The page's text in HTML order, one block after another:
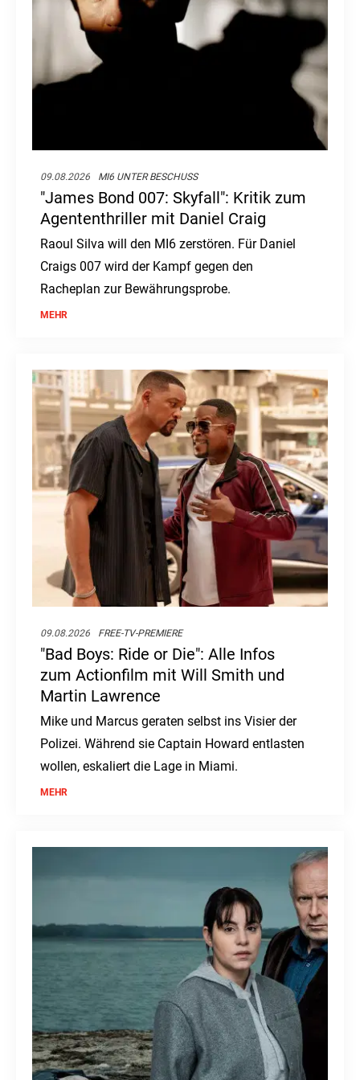
09.08.2026 MI6 UNTER BESCHUSS
"James Bond 007: Skyfall": Kritik zum
Agententhriller mit Daniel Craig
Raoul Silva will den MI6 zerstören. Für Daniel
Craigs 007 wird der Kampf gegen den
Racheplan zur Bewährungsprobe.
MEHR
09.08.2026 FREE-TV-PREMIERE
"Bad Boys: Ride or Die": Alle Infos
zum Actionfilm mit Will Smith und
Martin Lawrence
Mike und Marcus geraten selbst ins Visier der
Polizei. Während sie Captain Howard entlasten
wollen, eskaliert die Lage in Miami.
MEHR